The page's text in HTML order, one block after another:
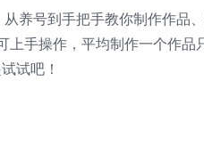
养号到手把手教你制作作品
手操作，平均制作一个作品
试吧！